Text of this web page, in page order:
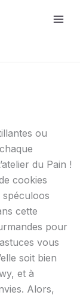
ou
du Pain !
cookies
cette
pour
vous
soit bien
et à
Alors,